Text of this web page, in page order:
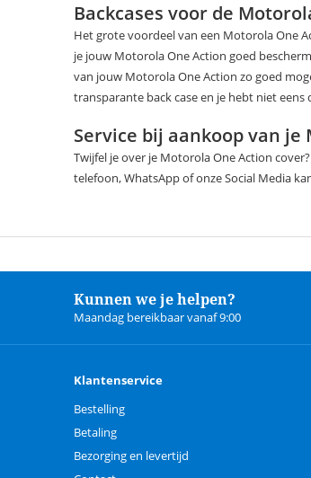
Backcases voor de
Het grote voordeel van een Motorola One
je jouw Motorola One Action goed
van jouw Motorola One Action zo goed
transparante back case en je hebt niet
Service bij aankoop van je
Twijfel je over je Motorola One Action
telefoon, WhatsApp of onze Social Media
Kunnen we je helpen?
Maandag bereikbaar vanaf 9:00
Klantenservice
Bestelling
Betaling
Bezorging en levertijd